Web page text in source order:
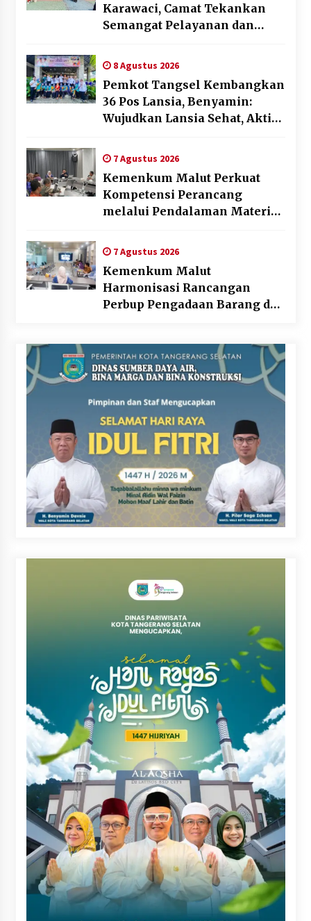
Karawaci, Camat Tekankan
Semangat Pelayanan dan
8 Agustus 2026
Pemkot Tangsel Kembangkan
36 Pos Lansia, Benyamin:
Wujudkan Lansia Sehat, Aktif,
7 Agustus 2026
Kemenkum Malut Perkuat
Kompetensi Perancang
melalui Pendalaman Materi
Daerah
7 Agustus 2026
Kemenkum Malut
Harmonisasi Rancangan
Perbup Pengadaan Barang dan